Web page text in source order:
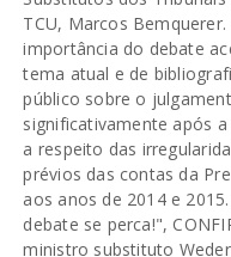
TCU, Marcos
importância do debate
tema atual e de
público sobre o
significativamente após
a respeito das
prévios das contas da
aos anos de 2014 e
debate se perca!",
ministro substituto